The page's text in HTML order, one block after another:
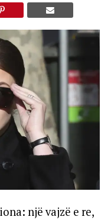
një vajzë e re,